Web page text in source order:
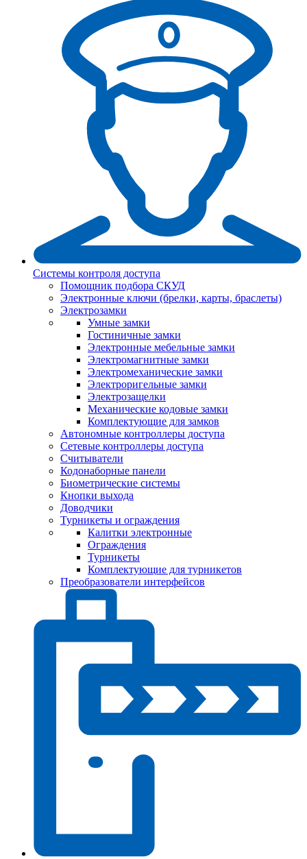
Системы контроля доступа
Помощник подбора СКУД
Электронные ключи (брелки, карты, браслеты)
Электрозамки
Умные замки
Гостиничные замки
Электронные мебельные замки
Электромагнитные замки
Электромеханические замки
Электроригельные замки
Электрозащелки
Механические кодовые замки
Комплектующие для замков
Автономные контроллеры доступа
Сетевые контроллеры доступа
Считыватели
Кодонаборные панели
Биометрические системы
Кнопки выхода
Доводчики
Турникеты и ограждения
Калитки электронные
Ограждения
Турникеты
Комплектующие для турникетов
Преобразователи интерфейсов